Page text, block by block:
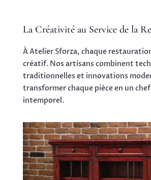
La Créativité au Service de la
À Atelier Sforza, chaque
créatif. Nos artisans combinent
traditionnelles et innovations
transformer chaque pièce en un
intemporel.